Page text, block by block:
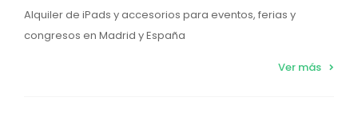
Alquiler de iPads y accesorios para eventos, ferias y
congresos en Madrid y España
Ver más